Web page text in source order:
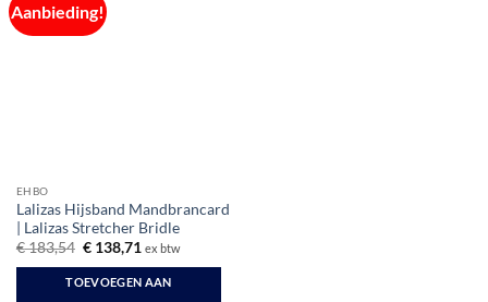
Aanbieding!
EHBO
Lalizas Hijsband Mandbrancard
| Lalizas Stretcher Bridle
€183,54 Oorspronkelijke
was:
€ 183,54.
€138,71Huidige
is:
€ 138,71.
ex btw
TOEVOEGEN AAN